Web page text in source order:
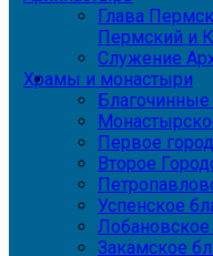
Глава
Пермский и
Служение
Храмы и монастыри
Первое
Второе
Успенское
Лобановское
Закамское